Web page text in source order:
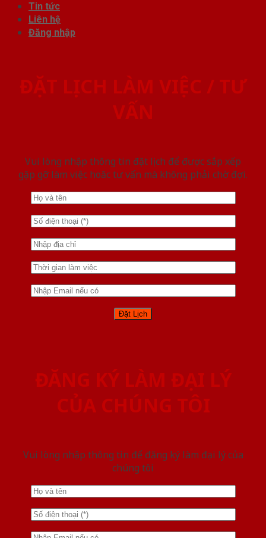
Tin tức
Liên hệ
Đăng nhập
ĐẶT LỊCH LÀM VIỆC / TƯ
VẤN
Vui lòng nhập thông tin đặt lịch để được sắp xếp
gặp gỡ làm việc hoăc tư vấn mà không phải chờ đợi.
ĐĂNG KÝ LÀM ĐẠI LÝ
CỦA CHÚNG TÔI
Vui lòng nhập thông tin để đăng ký làm đại lý của
chúng tôi